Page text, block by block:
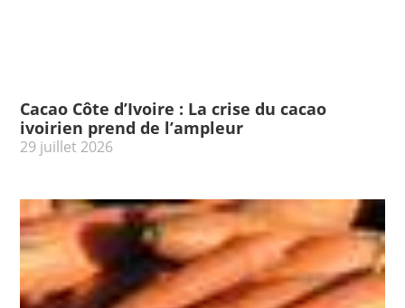
Cacao Côte d’Ivoire : La crise du cacao
ivoirien prend de l’ampleur
29 juillet 2026